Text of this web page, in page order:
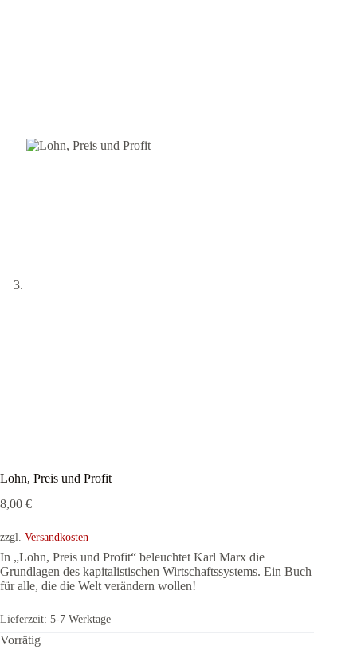
Lohn, Preis und Profit
8,00 €
zzgl. Versandkosten
In „Lohn, Preis und Profit“ beleuchtet Karl Marx die
Grundlagen des kapitalistischen Wirtschaftssystems. Ein Buch
für alle, die die Welt verändern wollen!
Lieferzeit: 5-7 Werktage
Vorrätig